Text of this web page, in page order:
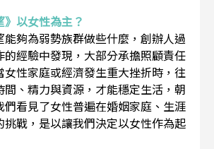
以女性為主？
能夠為弱勢族群做些什麼，創辦人過
的經驗中發現，大部分承擔照顧責任
女性家庭或經濟發生重大挫折時，往
間、精力與資源，才能穩定生活，朝
們看見了女性普遍在婚姻家庭、生涯
挑戰，是以讓我們決定以女性作為起